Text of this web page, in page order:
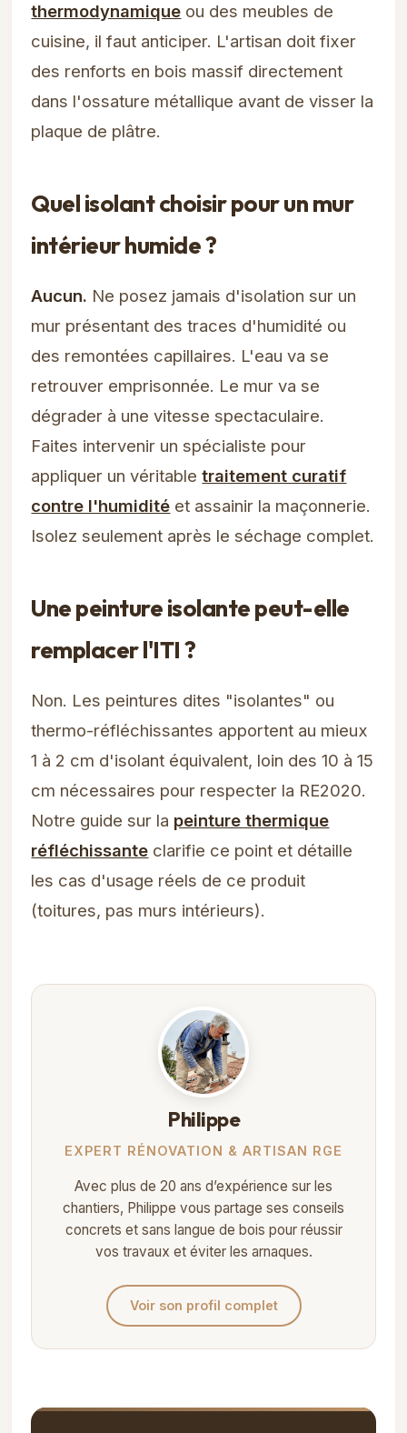
thermodynamique ou des meubles de
cuisine, il faut anticiper. L'artisan doit fixer
des renforts en bois massif directement
dans l'ossature métallique avant de visser la
plaque de plâtre.
Quel isolant choisir pour un mur
intérieur humide ?
Aucun. Ne posez jamais d'isolation sur un
mur présentant des traces d'humidité ou
des remontées capillaires. L'eau va se
retrouver emprisonnée. Le mur va se
dégrader à une vitesse spectaculaire.
Faites intervenir un spécialiste pour
appliquer un véritabletraitement curatif
contre l'humidité et assainir la maçonnerie.
Isolez seulement après le séchage complet.
Une peinture isolante peut-elle
remplacer l'ITI ?
Non. Les peintures dites "isolantes" ou
thermo-réfléchissantes apportent au mieux
1 à 2 cm d'isolant équivalent, loin des 10 à 15
cm nécessaires pour respecter la RE2020.
Notre guide sur la peinture thermique
réfléchissante clarifie ce point et détaille
les cas d'usage réels de ce produit
(toitures, pas murs intérieurs).
Philippe
EXPERT RÉNOVATION & ARTISAN RGE
Avec plus de 20 ans d’expérience sur les
chantiers, Philippe vous partage ses conseils
concrets et sans langue de bois pour réussir
vos travaux et éviter les arnaques.
Voir son profil complet